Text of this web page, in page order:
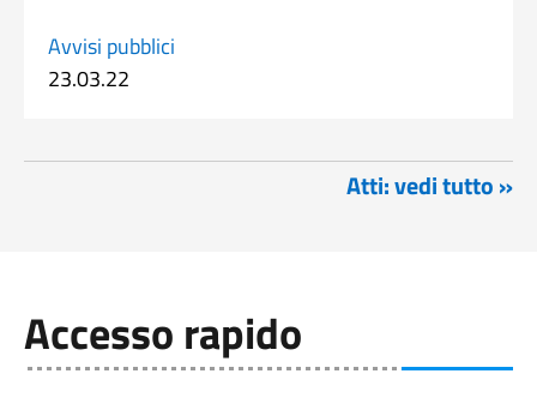
Avvisi pubblici
23.03.22
Atti: vedi tutto »
Accesso rapido